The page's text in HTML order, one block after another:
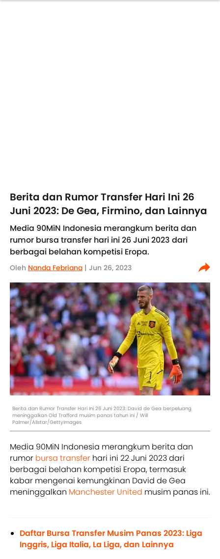
Berita dan Rumor Transfer Hari Ini 26
Juni 2023: De Gea, Firmino, dan Lainnya
Media 90MiN Indonesia merangkum berita dan
rumor bursa transfer hari ini 26 Juni 2023 dari
berbagai belahan kompetisi Eropa.
Oleh Nanda Febriana | Jun 26, 2023
Berita dan Rumor Transfer Hari Ini 26 Juni 2023: David de Gea berpeluang
meninggalkan Old Trafford musim panas tahun ini / Will
Palmer/Allstar/GettyImages
Media 90MiN Indonesia merangkum berita dan
rumor bursa transfer hari ini 22 Juni 2023 dari
berbagai belahan kompetisi Eropa, termasuk
kabar mengenai kemungkinan David de Gea
meninggalkan Manchester United musim panas ini.
Daftar Bursa Transfer Musim Panas 2023: Liga
Inggris, Liga Italia, La Liga, dan Lainnya